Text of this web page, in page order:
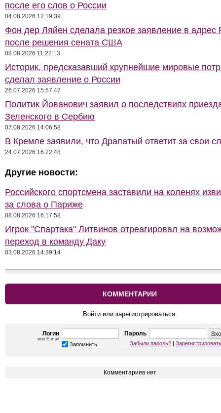
после его слов о России
04.08.2026 12:19:39
Фон дер Ляйен сделала резкое заявление в адрес
после решения сената США
08.08.2026 11:22:13
Историк, предсказавший крупнейшие мировые
сделал заявление о России
26.07.2026 15:57:47
Политик Йованович заявил о последствиях
Зеленского в Сербию
07.08.2026 14:06:58
В Кремле заявили, что Драпатый ответит за свои
24.07.2026 16:22:48
Другие новости:
Российского спортсмена заставили на коленях
за слова о Париже
08.08.2026 16:17:58
Игрок "Спартака" Литвинов отреагировал на
переход в команду Даку
03.08.2026 14:39:14
КОММЕНТАРИИ
Войти или зарегистрироваться.
Логин
или E-mail
Пароль
Запомнить Забыли пароль? |
Комментариев нет